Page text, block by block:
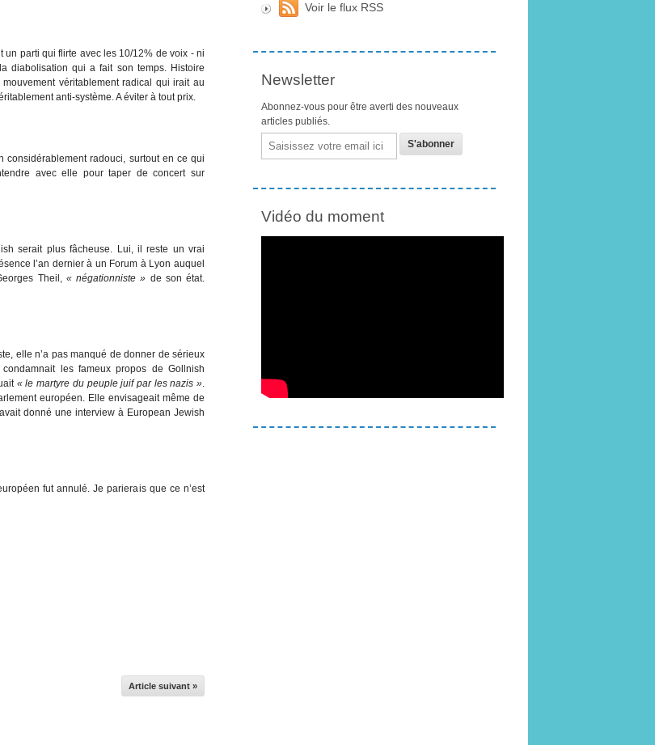
un parti qui flirte avec les 10/12% de voix - ni
diabolisation qui a fait son temps. Histoire
véritablement radical qui irait au
anti-système. A éviter à tout prix.
considérablement radouci, surtout en ce qui
avec elle pour taper de concert sur
serait plus fâcheuse. Lui, il reste un vrai
l’an dernier à un Forum à Lyon auquel
Theil, « négationniste » de son état.
elle n’a pas manqué de donner de sérieux
les fameux propos de Gollnish
« le martyre du peuple juif par les nazis ».
européen. Elle envisageait même de
donné une interview à European Jewish
fut annulé. Je parierais que ce n’est
Article suivant »
Voir le flux RSS
Newsletter
Abonnez-vous pour être averti des nouveaux
articles publiés.
Email
Vidéo du moment